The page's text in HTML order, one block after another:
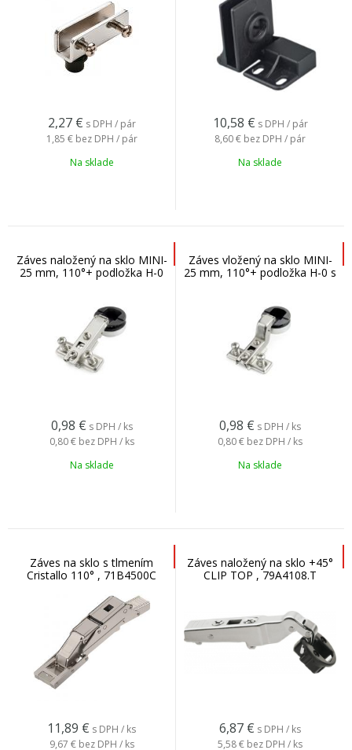
2,27 € s DPH / pár
1,85 € bez DPH / pár
Na sklade
10,58 € s DPH / pár
8,60 € bez DPH / pár
Na sklade
Záves naložený na sklo MINI-
25 mm, 110°+ podložka H-0
s euroskrutkou a okrúhlou
0,98 € s DPH / ks
0,80 € bez DPH / ks
Na sklade
Záves vložený na sklo MINI-
25 mm, 110°+ podložka H-0 s
euroskrutkou a okrúhlou
0,98 € s DPH / ks
0,80 € bez DPH / ks
Na sklade
Záves na sklo s tlmením
Cristallo 110° , 71B4500C
11,89 € s DPH / ks
9,67 € bez DPH / ks
Záves naložený na sklo +45°
CLIP TOP , 79A4108.T
6,87 € s DPH / ks
5,58 € bez DPH / ks